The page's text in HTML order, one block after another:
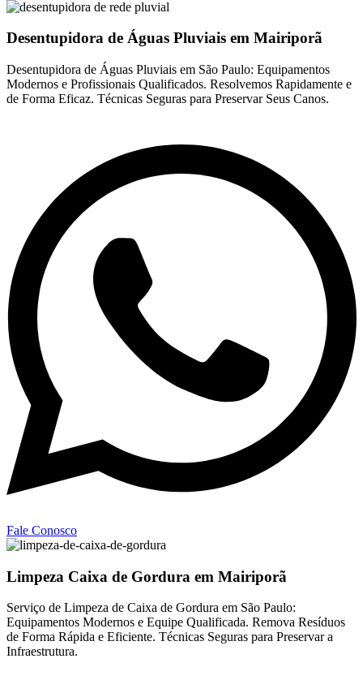
Desentupidora de Águas Pluviais em Mairiporã
Desentupidora de Águas Pluviais em São Paulo: Equipamentos
Modernos e Profissionais Qualificados. Resolvemos Rapidamente e
de Forma Eficaz. Técnicas Seguras para Preservar Seus Canos.
Fale Conosco
Limpeza Caixa de Gordura em Mairiporã
Serviço de Limpeza de Caixa de Gordura em São Paulo:
Equipamentos Modernos e Equipe Qualificada. Remova Resíduos
de Forma Rápida e Eficiente. Técnicas Seguras para Preservar a
Infraestrutura.